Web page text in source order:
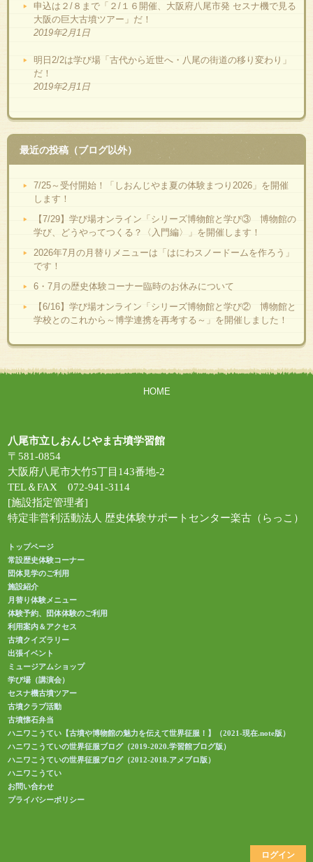
申込は２/８まで「２/１６開催、大阪府八尾市発 セスナ機で見る
大阪の巨大古墳ツアー」だ！
2019年2月1日
明日2/2は学び場「古代から近世へ・八尾の街道の移り変わり」
だ！
2019年2月1日
最近の投稿（ブログ以外）
7/25～受付開始！「しおんじやま夏の体験まつり2026」を開催
します！
【7/29】学び場オンライン「シリーズ博物館と学び③ 博物館の
学び、どうやってつくる？〈入門編〉」を開催します！
2026年7月の月替りメニューは「はにわスノードームを作ろう」
です！
6・7月の歴史体験コーナー臨時のお休みについて
【6/16】学び場オンライン「シリーズ博物館と学び② 博物館と
学校とのこれから～博学連携を再考する～」を開催しました！
HOME
八尾市立しおんじやま古墳学習館
〒581-0854
大阪府八尾市大竹5丁目143番地-2
TEL＆FAX 072-941-3114
[施設指定管理者]
特定非営利活動法人 歴史体験サポートセンター楽古（らっこ）
トップページ
常設歴史体験コーナー
団体見学のご利用
施設紹介
月替り体験メニュー
体験予約、団体体験のご利用
利用案内＆アクセス
古墳クイズラリー
出張イベント
ミュージアムショップ
学び場（講演会）
セスナ機古墳ツアー
古墳クラブ活動
古墳懐石弁当
ハニワこうてい【古墳や博物館の魅力を伝えて世界征服！】（2021-現在.note版）
ハニワこうていの世界征服ブログ（2019-2020.学習館ブログ版）
ハニワこうていの世界征服ブログ（2012-2018.アメブロ版）
ハニワこうてい
お問い合わせ
プライバシーポリシー
ログイン